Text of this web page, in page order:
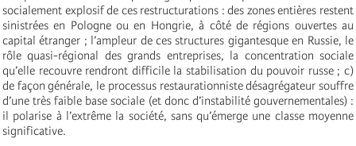
socialement explosif de ces restructurations : des zones entières restent
sinistrées en Pologne ou en Hongrie, à côté de régions ouvertes au
capital étranger ; l’ampleur de ces structures gigantesque en Russie, le
rôle quasi-régional des grands entreprises, la concentration sociale
qu’elle recouvre rendront difficile la stabilisation du pouvoir russe ; c)
de façon générale, le processus restaurationniste désagrégateur souffre
d’une très faible base sociale (et donc d’instabilité gouvernementales) :
il polarise à l’extrême la société, sans qu’émerge une classe moyenne
significative.